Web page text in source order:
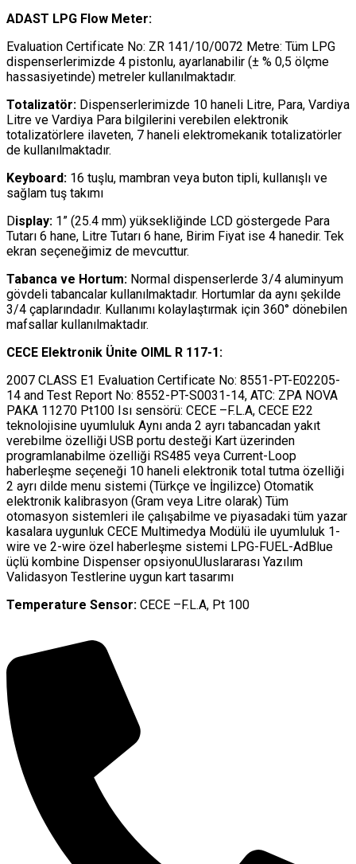
ADAST LPG Flow Meter:
Evaluation Certificate No: ZR 141/10/0072 Metre: Tüm LPG
dispenserlerimizde 4 pistonlu, ayarlanabilir (± % 0,5 ölçme
hassasiyetinde) metreler kullanılmaktadır.
Totalizatör: Dispenserlerimizde 10 haneli Litre, Para, Vardiya
Litre ve Vardiya Para bilgilerini verebilen elektronik
totalizatörlere ilaveten, 7 haneli elektromekanik totalizatörler
de kullanılmaktadır.
Keyboard: 16 tuşlu, mambran veya buton tipli, kullanışlı ve
sağlam tuş takımı
Display: 1” (25.4 mm) yüksekliğinde LCD göstergede Para
Tutarı 6 hane, Litre Tutarı 6 hane, Birim Fiyat ise 4 hanedir. Tek
ekran seçeneğimiz de mevcuttur.
Tabanca ve Hortum: Normal dispenserlerde 3/4 aluminyum
gövdeli tabancalar kullanılmaktadır. Hortumlar da aynı şekilde
3/4 çaplarındadır. Kullanımı kolaylaştırmak için 360° dönebilen
mafsallar kullanılmaktadır.
CECE Elektronik Ünite OIML R 117-1:
2007 CLASS E1 Evaluation Certificate No: 8551-PT-E02205-
14 and Test Report No: 8552-PT-S0031-14, ATC: ZPA NOVA
PAKA 11270 Pt100 Isı sensörü: CECE –F.L.A, CECE E22
teknolojisine uyumluluk Aynı anda 2 ayrı tabancadan yakıt
verebilme özelliği USB portu desteği Kart üzerinden
programlanabilme özelliği RS485 veya Current-Loop
haberleşme seçeneği 10 haneli elektronik total tutma özelliği
2 ayrı dilde menu sistemi (Türkçe ve İngilizce) Otomatik
elektronik kalibrasyon (Gram veya Litre olarak) Tüm
otomasyon sistemleri ile çalışabilme ve piyasadaki tüm yazar
kasalara uygunluk CECE Multimedya Modülü ile uyumluluk 1-
wire ve 2-wire özel haberleşme sistemi LPG-FUEL-AdBlue
üçlü kombine Dispenser opsiyonuUluslararası Yazılım
Validasyon Testlerine uygun kart tasarımı
Temperature Sensor: CECE –F.L.A, Pt 100